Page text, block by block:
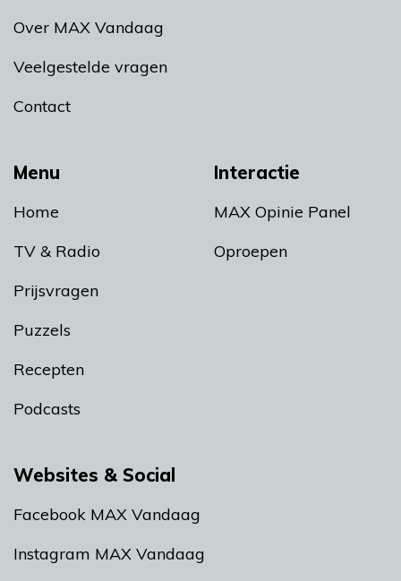
Menu
Home
TV & Radio
Prijsvragen
Puzzels
Recepten
Podcasts
Interactie
MAX Opinie Panel
Oproepen
Over MAX Vandaag
Veelgestelde vragen
Contact
Websites & Social
Facebook MAX Vandaag
Instagram MAX Vandaag